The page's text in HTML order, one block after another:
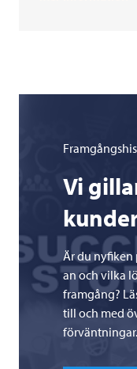
Vi
Är du nyfiken
an och vilka
framgång?
till och med
förväntningar.